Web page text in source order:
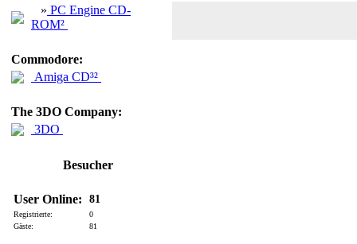
» PC Engine CD-
ROM²
Commodore:
Amiga CD³²
The 3DO Company:
3DO
Besucher
User Online: 81
Registrierte:
0
Gäste:
81